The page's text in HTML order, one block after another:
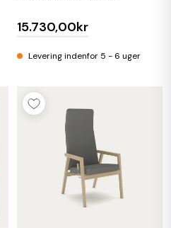
15.730,00kr
Levering indenfor 5 - 6 uger